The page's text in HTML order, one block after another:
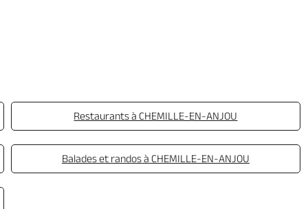
Restaurants à CHEMILLE-EN-ANJOU
Balades et randos à CHEMILLE-EN-ANJOU